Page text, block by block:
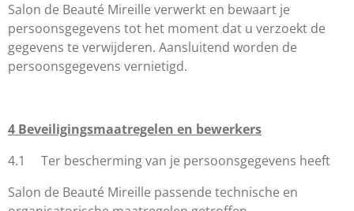
Salon de Beauté Mireille verwerkt en bewaart je
persoonsgegevens tot het moment dat u verzoekt de
gegevens te verwijderen. Aansluitend worden de
persoonsgegevens vernietigd.
4 Beveiligingsmaatregelen en bewerkers
4.1 Ter bescherming van je persoonsgegevens heeft
Salon de Beauté Mireille passende technische en